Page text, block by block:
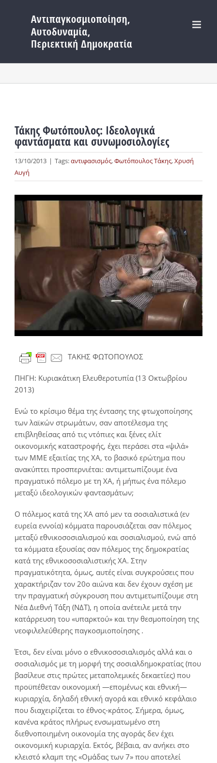
περιεχόμενο
Τάκης Φωτόπουλος: Ιδεολογικά
φαντάσματα και συνωμοσιολογίες
13/10/2013 | Tags:αντιφασισμός,Φωτόπουλος Τάκης,Χρυσή
Αυγή
Προβολή
μεγαλύτερης
εικόνας
ΤΑΚΗΣ ΦΩΤΟΠΟΥΛΟΣ
ΠΗΓΗ: Κυριακάτικη Ελευθεροτυπία (13 Οκτωβρίου
2013)
Ενώ το κρίσιμο θέμα της έντασης της φτωχοποίησης
των λαϊκών στρωμάτων, σαν αποτέλεσμα της
επιβληθείσας από τις ντόπιες και ξένες ελίτ
οικονομικής καταστροφής, έχει περάσει στα «ψιλά»
των ΜΜΕ εξαιτίας της ΧΑ, το βασικό ερώτημα που
ανακύπτει προσπερνιέται: αντιμετωπίζουμε ένα
πραγματικό πόλεμο με τη ΧΑ, ή μήπως ένα πόλεμο
μεταξύ ιδεολογικών φαντασμάτων;
Ο πόλεμος κατά της ΧΑ από μεν τα σοσιαλιστικά (εν
ευρεία εννοία) κόμματα παρουσιάζεται σαν πόλεμος
μεταξύ εθνικοσοσιαλισμού και σοσιαλισμού, ενώ από
τα κόμματα εξουσίας σαν πόλεμος της δημοκρατίας
κατά της εθνικοσοσιαλιστικής ΧΑ. Στην
πραγματικότητα, όμως, αυτές είναι συγκρούσεις που
χαρακτήριζαν τον 20ο αιώνα και δεν έχουν σχέση με
την πραγματική σύγκρουση που αντιμετωπίζουμε στη
Νέα Διεθνή Τάξη (ΝΔΤ), η οποία ανέτειλε μετά την
κατάρρευση του «υπαρκτού» και την θεσμοποίηση της
νεοφιλελεύθερης παγκοσμιοποίησης .
Έτσι, δεν είναι μόνο ο εθνικοσοσιαλισμός αλλά και ο
σοσιαλισμός με τη μορφή της σοσιαλδημοκρατίας (που
βασίλευε στις πρώτες μεταπολεμικές δεκαετίες) που
προϋπέθεταν οικονομική ―επομένως και εθνική―
κυριαρχία, δηλαδή εθνική αγορά και εθνικό κεφάλαιο
που διαχειρίζεται το έθνος-κράτος. Σήμερα, όμως,
κανένα κράτος πλήρως ενσωματωμένο στη
διεθνοποιημένη οικονομία της αγοράς δεν έχει
οικονομική κυριαρχία. Εκτός, βέβαια, αν ανήκει στο
κλειστό κλαμπ της «Ομάδας των 7» που αποτελεί